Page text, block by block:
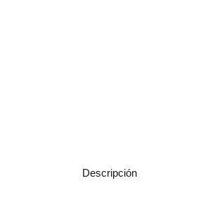
Descripción